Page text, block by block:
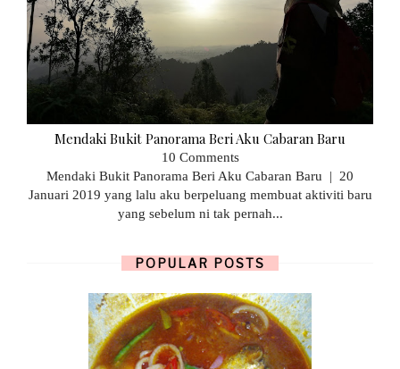
Mendaki Bukit Panorama Beri Aku Cabaran Baru
10 Comments
Mendaki Bukit Panorama Beri Aku Cabaran Baru | 20
Januari 2019 yang lalu aku berpeluang membuat aktiviti baru
yang sebelum ni tak pernah...
POPULAR POSTS